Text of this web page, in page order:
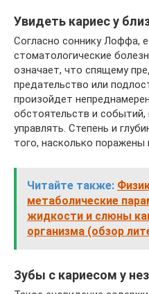
Увидеть кариес у
Согласно соннику Лоффа,
стоматологические
означает, что спящему
предательство или
произойдет
обстоятельств и
управлять. Степень и
того, насколько поражены
Читайте также:
метаболические
жидкости и слюны
организма (обзор
Зубы с кариесом у